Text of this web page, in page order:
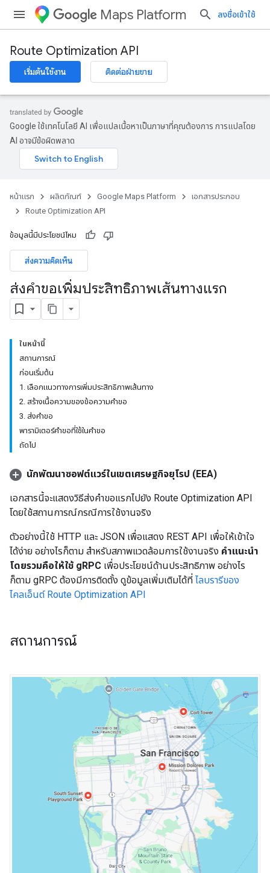
Maps Platform ลงชื่อเข้าใช้
Route Optimization API
เริ่มต้นใช้งาน ติดต่อฝ่ายขาย
Google ใช้เทคโนโลยี AI เพื่อแปลเนื้อหาเป็นภาษาที่คุณต้องการ การแปลโดย
AI อาจมีข้อผิดพลาด
หน้าแรก ผลิตภัณฑ์ Google Maps Platform
เอกสารประกอบ
Route Optimization API
ข้อมูลนี้มีประโยชน์ไหม
ส่งความคิดเห็น
ส่งคำขอเพิ่มประสิทธิภาพเส้นทางแรก
ในหน้านี้
สถานการณ์
ก่อนเริ่มต้น
1. เลือกแนวทางการเพิ่มประสิทธิภาพเส้นทาง
2. สร้างเนื้อความของข้อความคำขอ
3. ส่งคำขอ
พารามิเตอร์คำขอที่ใช้ในคำขอ
ถัดไป
นักพัฒนาซอฟต์แวร์ในเขตเศรษฐกิจยุโรป (EEA)
เอกสารนี้จะแสดงวิธีส่งคำขอแรกไปยัง Route Optimization API
โดยใช้สถานการณ์กรณีการใช้งานจริง
ตัวอย่างนี้ใช้ HTTP และ JSON เพื่อแสดง REST API เพื่อให้เข้าใจ
ได้ง่าย อย่างไรก็ตาม สำหรับสภาพแวดล้อมการใช้งานจริง คำแนะนำ
โดยรวมคือให้ใช้ gRPC เพื่อประโยชน์ด้านประสิทธิภาพ อย่างไร
ก็ตาม gRPC ต้องมีการติดตั้ง ดูข้อมูลเพิ่มเติมได้ที่ ไลบรารีของ
ไคลเอ็นต์ Route Optimization API
สถานการณ์